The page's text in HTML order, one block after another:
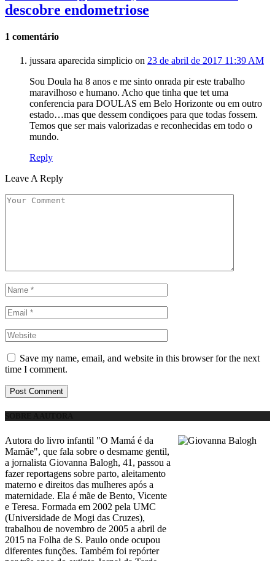
descobre endometriose
1 comentário
jussara aparecida simplicio on 23 de abril de 2017 11:39 AM
Sou Doula ha 8 anos e me sinto onrada pir este trabalho
maravilhoso e humano. Acho que tinha que tet uma
conferencia para DOULAS em Belo Horizonte ou em outro
estado…mas que dessem condiçoes para que todas fossem.
Temos que ser mais valorizadas e reconhecidas em todo o
mundo.
Reply
Leave A Reply
Save my name, email, and website in this browser for the next
time I comment.
Autora do livro infantil "O Mamá é da
Mamãe", que fala sobre o desmame gentil,
a jornalista Giovanna Balogh, 41, passou a
fazer reportagens sobre parto, aleitamento
materno e direitos das mulheres após a
maternidade. Ela é mãe de Bento, Vicente
e Teresa. Formada em 2002 pela UMC
(Universidade de Mogi das Cruzes),
trabalhou de novembro de 2005 a abril de
2015 na Folha de S. Paulo onde ocupou
diferentes funções. Também foi repórter